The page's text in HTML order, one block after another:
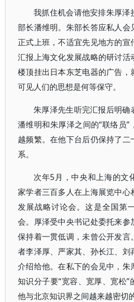
我抓住机会请他安排朱厚泽
部长潘维明。朱部长答应私人会
正式上班，不适宜先见地方的
汇报上海文化发展战略的研讨活
楼顶挂出日本东芝电器的广告，
可见人们的思想是何等保守。
朱厚泽先生听完汇报后明确
潘维明和朱厚泽之间的“联络员
越频繁。在他下台后仍保持了二
系。
次年5月，中央和上海的文
家学者三百多人在上海展览中心
发展战略讨论会。这是全国第
会。厚泽受中央书记处委托来参
保持着一贯低调，未曾公开发言
者李泽厚、严家其、孙长江、刘
介绍给他。在私下的会见中，朱
知识分子要“宽容、宽厚、宽松”
他与北京知识界之间越来越密切